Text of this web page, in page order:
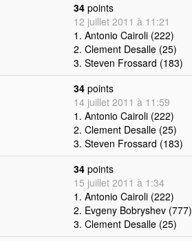
34 points
12 juillet 2011 à 11:21
1. Antonio Cairoli (222)
2. Clement Desalle (25)
3. Steven Frossard (183)
34 points
14 juillet 2011 à 11:59
1. Antonio Cairoli (222)
2. Clement Desalle (25)
3. Steven Frossard (183)
34 points
15 juillet 2011 à 1:34
1. Antonio Cairoli (222)
2. Evgeny Bobryshev (777)
3. Clement Desalle (25)